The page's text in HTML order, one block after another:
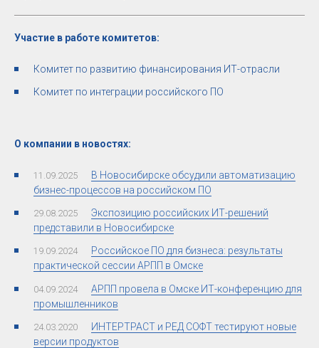
Участие в работе комитетов:
Комитет по развитию финансирования ИТ-отрасли
Комитет по интеграции российского ПО
О компании в новостях:
11.09.2025
В Новосибирске обсудили автоматизацию
бизнес-процессов на российском ПО
29.08.2025
Экспозицию российских ИТ-решений
представили в Новосибирске
19.09.2024
Российское ПО для бизнеса: результаты
практической сессии АРПП в Омске
04.09.2024
АРПП провела в Омске ИТ-конференцию для
промышленников
24.03.2020
ИНТЕРТРАСТ и РЕД СОФТ тестируют новые
версии продуктов